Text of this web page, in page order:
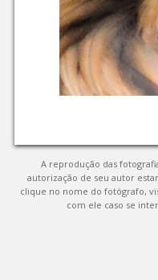
A reprodução das
autorização de seu autor
clique no nome do fotógrafo,
com ele caso se